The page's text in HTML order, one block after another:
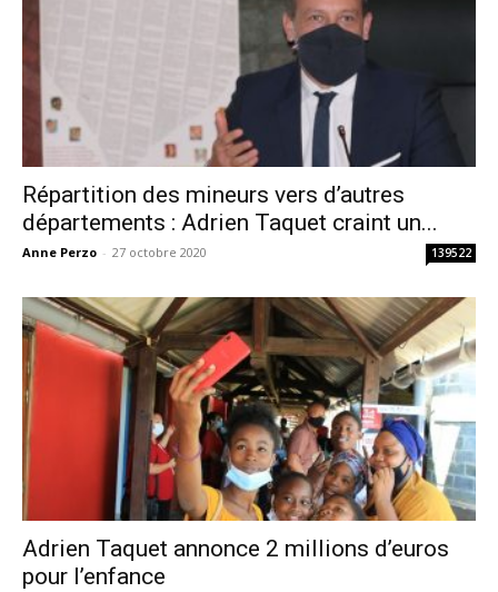
Répartition des mineurs vers d’autres
départements : Adrien Taquet craint un...
Anne Perzo - 27 octobre 2020 139522
Adrien Taquet annonce 2 millions d’euros
pour l’enfance